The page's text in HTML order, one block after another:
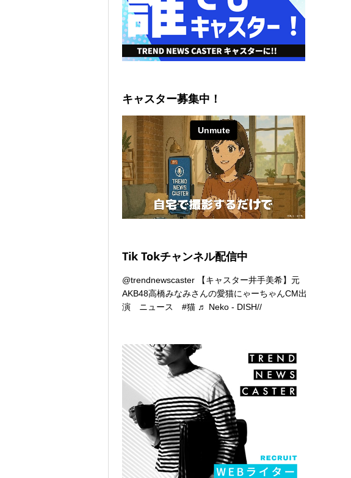
キャスター募集中！
Tik Tokチャンネル配信中
@trendnewscaster 【キャスター井手美希】元
AKB48高橋みなみさんの愛猫にゃーちゃんCM出
演 ニュース#猫 ♬ Neko - DISH//